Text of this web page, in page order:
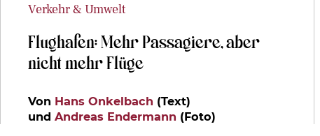
Verkehr & Umwelt
Flughafen: Mehr Passagiere, aber
nicht mehr Flüge
Von Hans Onkelbach (Text)
und Andreas Endermann (Foto)